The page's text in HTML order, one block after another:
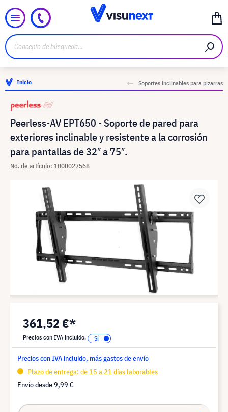
Inicio Soportes inclinables para pizarras
Peerless-AV EPT650 - Soporte de pared para
exteriores inclinable y resistente a la corrosión
para pantallas de 32″ a 75″.
No. de artículo: 1000027568
361,52 €*
Precios con IVA incluido.
Precios con IVA incluido, más gastos de envío
Plazo de entrega: de 15 a 21 días laborables
Envío desde9,99 €